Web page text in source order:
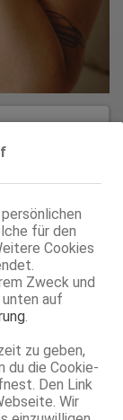
für den
Cookies
Zweck und
auf
.
zu geben,
du die Cookie-
Den Link
Wir
mit einer
großen
machen